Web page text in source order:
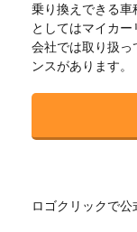
乗り換えできる
としてはマイカ
会社では取り扱っ
ンスがあります。
ロゴクリックで公